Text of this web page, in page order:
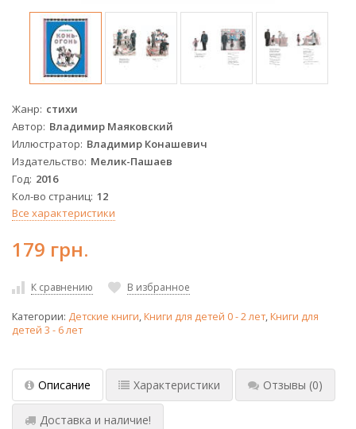
Жанр стихи
Автор Владимир Маяковский
Иллюстратор Владимир Конашевич
Издательство Мелик-Пашаев
Год 2016
Кол-во страниц 12
Все характеристики
179 грн.
К сравнению В избранное
Категории: Детские книги,Книги для детей 0 - 2 лет,Книги для
детей 3 - 6 лет
Описание Характеристики Отзывы (0)
Доставка и наличие!